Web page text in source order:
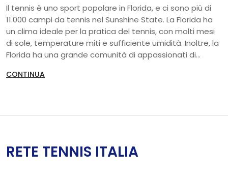
Il tennis è uno sport popolare in Florida, e ci sono più di
11.000 campi da tennis nel Sunshine State. La Florida ha
un clima ideale per la pratica del tennis, con molti mesi
di sole, temperature miti e sufficiente umidità. Inoltre, la
Florida ha una grande comunità di appassionati di
tornei. Il tennis è anche un'attività economica
tennis è uno sport che può essere praticato a qualsiasi
CONTINUA
RETE TENNIS ITALIA